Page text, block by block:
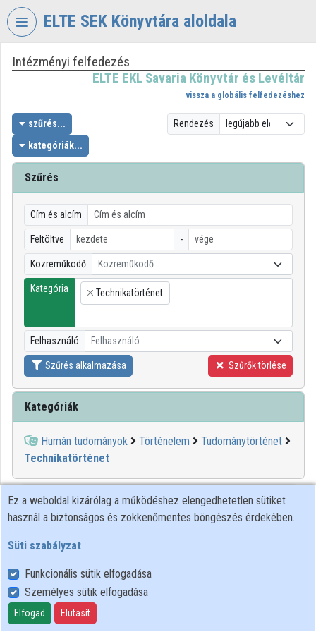
Fejléc kihagyása
ELTE SEK Könyvtára aloldala
VIDEOTORIUM
EKL
SAVARIA
KÖNYVTÁR
ÉS
LEVÉLTÁR
Intézményi kezdőlap
Bejelentkezés
Intézményi felfedezés
Intézményi listák
Intézmények
Közreműködők
Intézményi felfedezés
ELTE EKL Savaria Könyvtár és Levéltár
vissza a globális felfedezéshez
szűrés...
kategóriák...
Rendezés
Szűrés
Cím és alcím
Feltöltve -
Közreműködő Közreműködő
Kategória
×
Technikatörténet
Felhasználó Felhasználó
Szűrés alkalmazása Szűrők törlése
Kategóriák
Humán tudományok Történelem
Tudománytörténet
Technikatörténet
00:26:35
ELTE SEK
KÖNYVTÁRA
Ez a weboldal kizárólag a működéshez elengedhetetlen sütiket
használ a biztonságos és zökkenőmentes böngészés érdekében.
Süti szabályzat
Funkcionális sütik elfogadása
Személyes sütik elfogadása
Elfogad Elutasít